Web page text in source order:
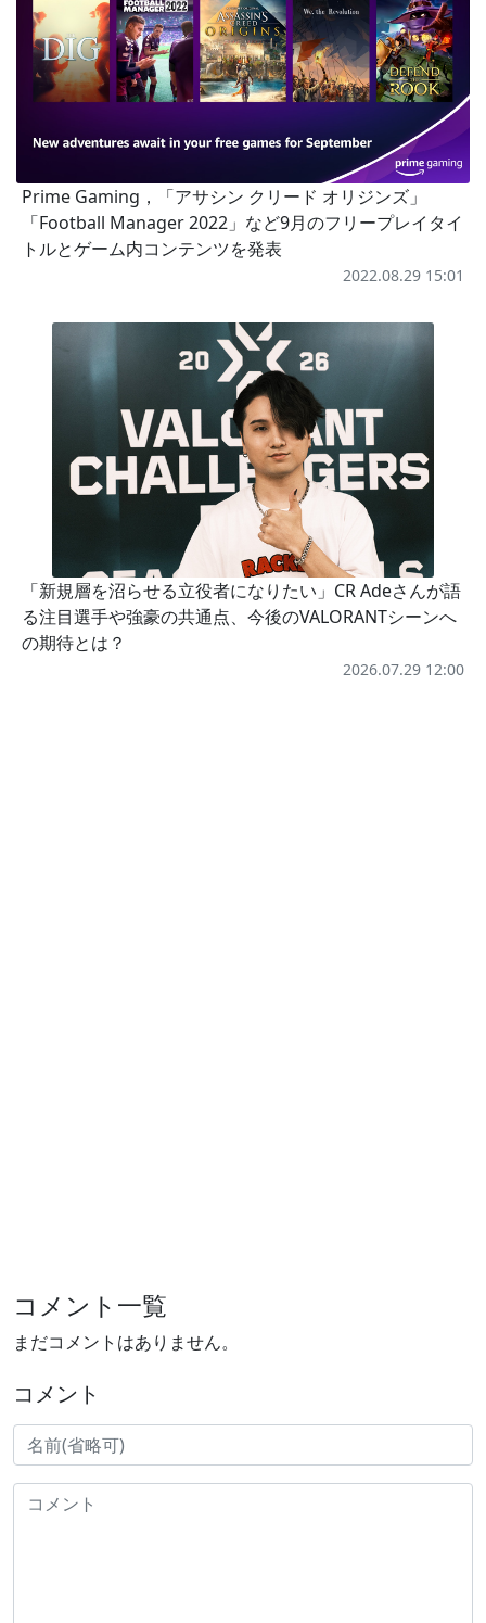
Prime Gaming，「アサシン クリード オリジンズ」
「Football Manager 2022」など9月のフリープレイタイ
トルとゲーム内コンテンツを発表
2022.08.29 15:01
「新規層を沼らせる立役者になりたい」CR Adeさんが語
る注目選手や強豪の共通点、今後のVALORANTシーンへ
の期待とは？
2026.07.29 12:00
コメント一覧
まだコメントはありません。
コメント